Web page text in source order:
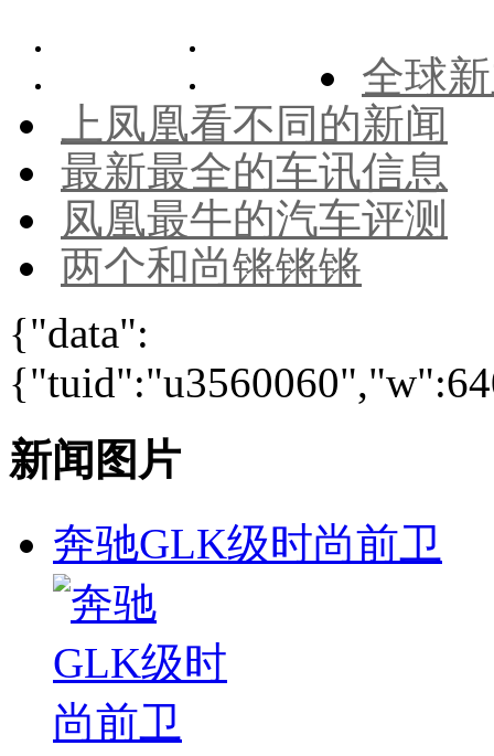
全球
上凤凰看不同的新闻
最新最全的车讯信息
凤凰最牛的汽车评测
两个和尚锵锵锵
{"data":
新闻图片
奔驰GLK级时尚前卫